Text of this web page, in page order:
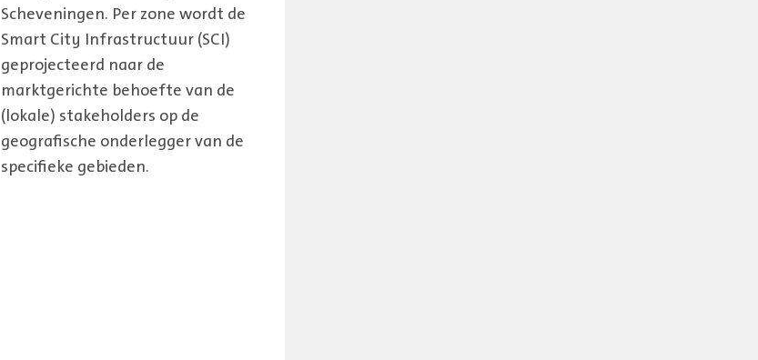
Scheveningen. Per zone wordt de
Smart City Infrastructuur (SCI)
geprojecteerd naar de
marktgerichte behoefte van de
(lokale) stakeholders op de
geografische onderlegger van de
specifieke gebieden.